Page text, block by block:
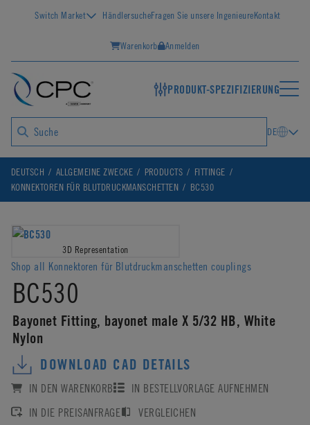
Switch Market HändlersucheFragen Sie unsere IngenieureKontakt
Warenkorb Anmelden
PRODUKT-SPEZIFIZIERUNG
DE
DEUTSCH ALLGEMEINE ZWECKE PRODUCTS
FITTINGE
KONNEKTOREN FÜR BLUTDRUCKMANSCHETTEN
BC530
3D Representation
Shop all Konnektoren für Blutdruckmanschetten couplings
BC530
Bayonet Fitting, bayonet male X 5/32 HB, White
Nylon
DOWNLOAD CAD DETAILS
IN DEN WARENKORB
IN BESTELLVORLAGE AUFNEHMEN
IN DIE PREISANFRAGE
VERGLEICHEN